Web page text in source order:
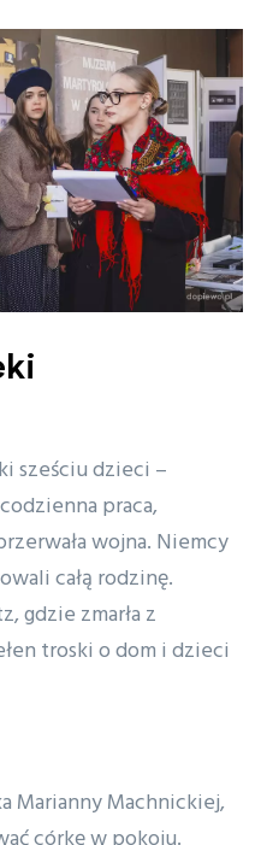
sześciu dzieci –
praca,
wojna. Niemcy
całą rodzinę.
gdzie zmarła z
troski o dom i dzieci
Marianny Machnickiej,